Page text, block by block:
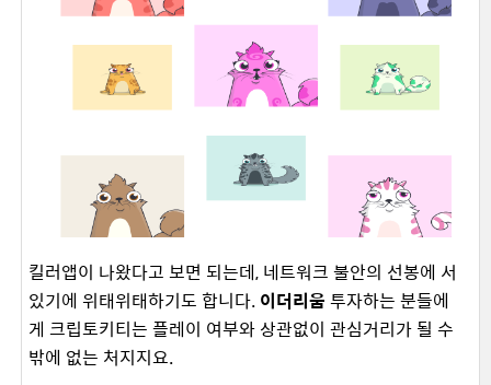
킬러앱이 나왔다고 보면 되는데, 네트워크 불안의 선봉에 서
있기에 위태위태하기도 합니다. 이더리움 투자하는 분들에
게 크립토키티는 플레이 여부와 상관없이 관심거리가 될 수
밖에 없는 처지지요.